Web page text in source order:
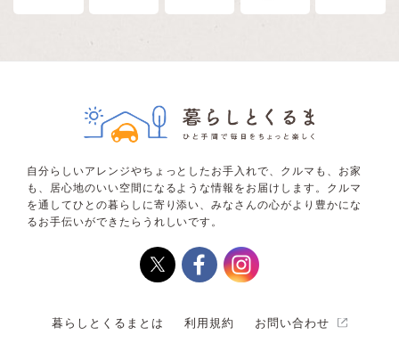
自分らしいアレンジやちょっとしたお手入れで、クルマも、お家
も、居心地のいい空間になるような情報をお届けします。クルマ
を通してひとの暮らしに寄り添い、みなさんの心がより豊かにな
るお手伝いができたらうれしいです。
暮らしとくるまとは 利用規約
お問い合わせ